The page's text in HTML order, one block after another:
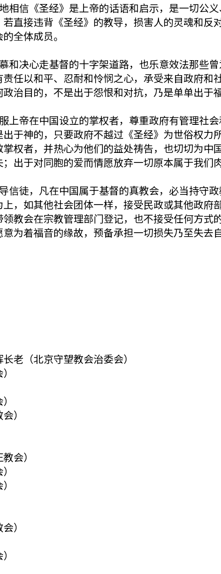
相信《圣经》是上帝的话语和启示，是一切公
直接违背《圣经》的教导，损害人的灵魂和
全体成员。
和决心走基督的十字架道路，也乐意效法那些
任以和平、忍耐和怜悯之心，承受来自政府
治目的，不是出于怨恨和对抗，乃是单单出于
上帝在中国设立的掌权者，尊重政府有管理社
于神的，只要政府不越过《圣经》为世俗权力
权者，并热心为他们的益处祷告，也切切为
出于对同胞的爱而情愿放弃一切原本属于我们
信徒，凡在中国属于基督的真教会，必当持守
，如其他社会团体一样，接受民政或其他政
教会在宗教管理部门登记，也不接受任何方
着福音的缘故，预备承担一切损失乃至失去自
老（北京守望教会治委会）
）
会）
）